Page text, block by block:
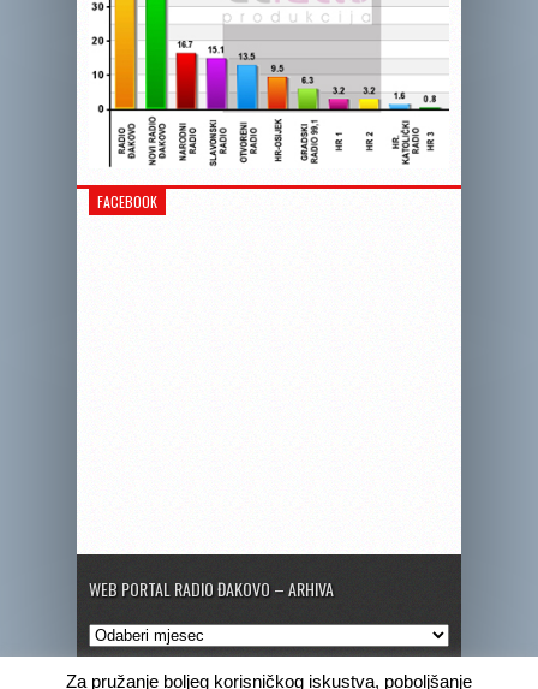
FACEBOOK
WEB PORTAL RADIO ĐAKOVO – ARHIVA
Web
portal
Radio
Za pružanje boljeg korisničkog iskustva, poboljšanje